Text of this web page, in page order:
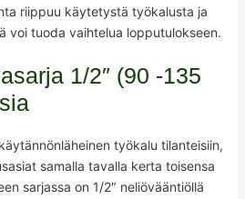
riippuu käytetystä työkalusta ja
voi tuoda vaihtelua lopputulokseen.
1/2″ (90 -135
työkalu tilanteisiin,
samalla tavalla kerta toisensa
sarjassa on 1/2″ neliövääntiöllä